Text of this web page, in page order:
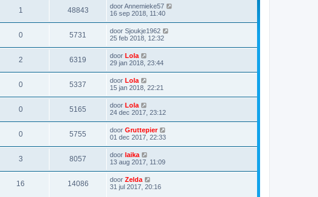
1 48843 doorAnnemieke57
16 sep 2018, 11:40
0 5731 door Sjoukje1962
25 feb 2018, 12:32
2 6319 door Lola
29 jan 2018, 23:44
0 5337 door Lola
15 jan 2018, 22:21
0 5165 door Lola
24 dec 2017, 23:12
0 5755 door Gruttepier
01 dec 2017, 22:33
3 8057 door laika
13 aug 2017, 11:09
16 14086 door Zelda
31 jul 2017, 20:16